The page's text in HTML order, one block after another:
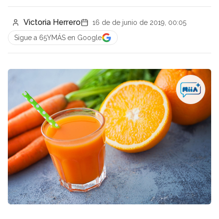
Victoria Herrero
16 de de junio de 2019, 00:05
Sigue a 65YMÁS en Google